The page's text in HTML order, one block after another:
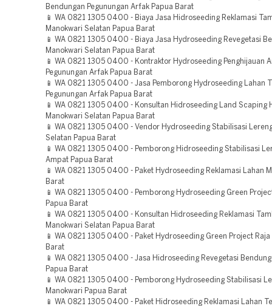
Bendungan Pegunungan Arfak Papua Barat
📱 WA 0821 1305 0400 - Biaya Jasa Hidroseeding Reklamasi
Manokwari Selatan Papua Barat
📱 WA 0821 1305 0400 - Biaya Jasa Hydroseeding Revegetasi
Manokwari Selatan Papua Barat
📱 WA 0821 1305 0400 - Kontraktor Hydroseeding Penghijauan
Pegunungan Arfak Papua Barat
📱 WA 0821 1305 0400 - Jasa Pemborong Hydroseeding Lahan
Pegunungan Arfak Papua Barat
📱 WA 0821 1305 0400 - Konsultan Hidroseeding Land Scaping
Manokwari Selatan Papua Barat
📱 WA 0821 1305 0400 - Vendor Hydroseeding Stabilisasi
Selatan Papua Barat
📱 WA 0821 1305 0400 - Pemborong Hidroseeding Stabilisasi
Ampat Papua Barat
📱 WA 0821 1305 0400 - Paket Hydroseeding Reklamasi Lahan
Barat
📱 WA 0821 1305 0400 - Pemborong Hydroseeding Green
Papua Barat
📱 WA 0821 1305 0400 - Konsultan Hidroseeding Reklamasi
Manokwari Selatan Papua Barat
📱 WA 0821 1305 0400 - Paket Hydroseeding Green Project
Barat
📱 WA 0821 1305 0400 - Jasa Hidroseeding Revegetasi
Papua Barat
📱 WA 0821 1305 0400 - Pemborong Hydroseeding Stabilisasi
Manokwari Papua Barat
📱 WA 0821 1305 0400 - Paket Hidroseeding Reklamasi Lahan